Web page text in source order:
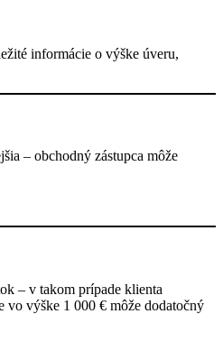
informácie o výške úveru,
– obchodný zástupca môže
– v takom prípade klienta
vo výške 1 000 € môže dodatočný